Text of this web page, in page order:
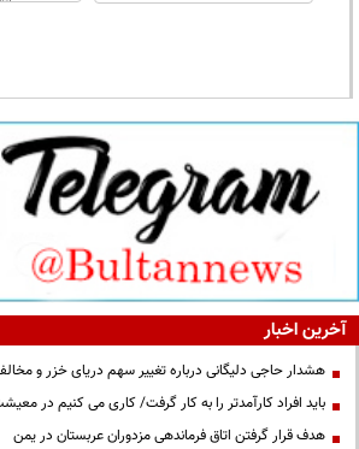
آخرین اخبار
هشدار حاجی دلیگانی درباره تغییر سهم دریای خزر و
باید افراد کارآمدتر را به کار گرفت/ کاری می کنیم در
هدف قرار گرفتن اتاق‌ فرماندهی مزدوران عربستان در یمن